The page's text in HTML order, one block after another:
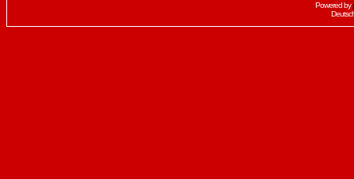
Powered by